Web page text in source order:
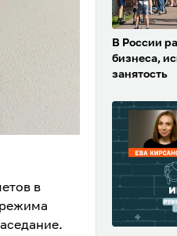
в
В России
бизнеса,
занятость